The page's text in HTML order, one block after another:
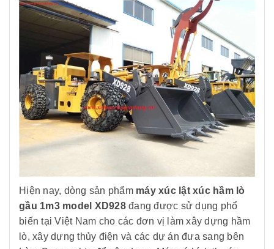
Hiện nay, dòng sản phẩm máy xúc lật xúc hầm lò
gầu 1m3 model XD928đang được sử dụng phổ
biến tại Việt Nam cho các đơn vị làm xây dựng hầm
lò, xây dựng thủy điện và các dự án đưa sang bên